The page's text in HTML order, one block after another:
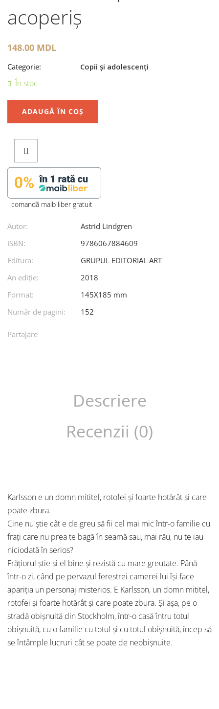
acoperiş
148.00 MDL
Categorie: Copii și adolescenți
În stoc
ADAUGĂ ÎN COȘ
comandã maib liber gratuit
Autor:
Astrid Lindgren
ISBN:
9786067884609
Editura:
GRUPUL EDITORIAL ART
An ediţie:
2018
Format:
145X185 mm
Număr de pagini:
152
Partajare
Descriere
Recenzii (0)
Karlsson e un domn mititel, rotofei şi foarte hotărât şi care
poate zbura.
Cine nu ştie cât e de greu să fii cel mai mic într-o familie cu
fraţi care nu prea te bagă în seamă sau, mai rău, nu te iau
niciodată în serios?
Frăţiorul ştie şi el bine şi rezistă cu mare greutate. Până
într-o zi, când pe pervazul ferestrei camerei lui îşi face
apariţia un personaj misterios. E Karlsson, un domn mititel,
rotofei şi foarte hotărât şi care poate zbura. Şi aşa, pe o
stradă obişnuită din Stockholm, într-o casă întru totul
obişnuită, cu o familie cu totul şi cu totul obişnuită, încep să
se întâmple lucruri cât se poate de neobişnuite.